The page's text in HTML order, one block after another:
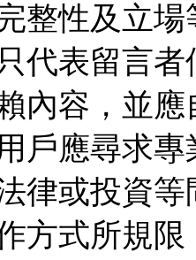
整性及立
代表留言
內容，並
戶應尋求
律或投資
方式所規